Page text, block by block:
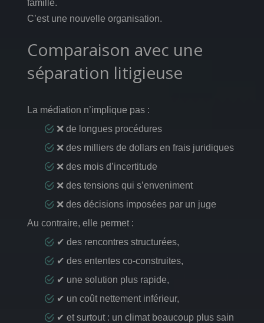
famille.
C’est une nouvelle organisation.
Comparaison avec une
séparation litigieuse
La médiation n’implique pas :
❌ de longues procédures
❌ des milliers de dollars en frais juridiques
❌ des mois d’incertitude
❌ des tensions qui s’enveniment
❌ des décisions imposées par un juge
Au contraire, elle permet :
✔ des rencontres structurées,
✔ des ententes co-construites,
✔ une solution plus rapide,
✔ un coût nettement inférieur,
✔ et surtout : un climat beaucoup plus sain